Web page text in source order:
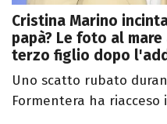
Cristina Marino
papà? Le foto al
terzo figlio dopo
Uno scatto rubato
Formentera ha riacceso